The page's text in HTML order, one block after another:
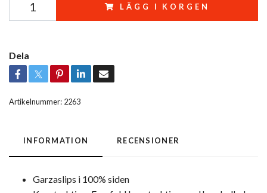
LÄGG I KORGEN
Dela
Artikelnummer: 2263
INFORMATION RECENSIONER
Garzaslips i 100% siden